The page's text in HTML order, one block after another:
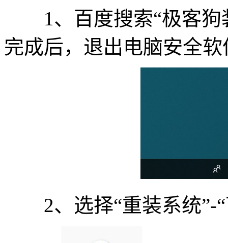
1、百度搜索“极客狗
完成后，退出电脑安全
2、选择“重装系统”-“